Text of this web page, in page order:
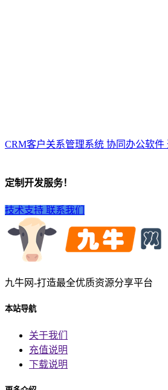
CRM客户关系管理系统 协同办公软件
定制开发服务！
技术支持 联系我们
九牛网-打造最全优质资源分享平台
本站导航
关于我们
充值说明
下载说明